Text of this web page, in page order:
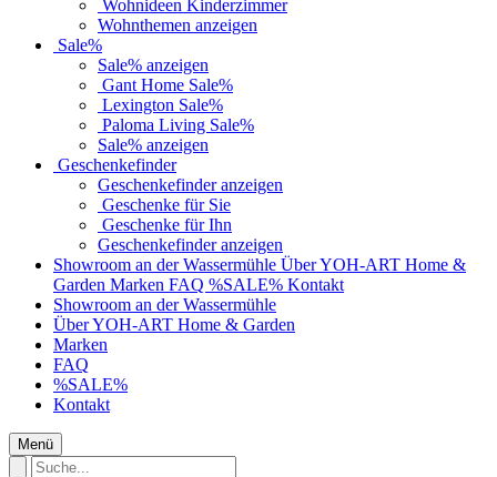
Wohnideen Kinderzimmer
Wohnthemen anzeigen
Sale%
Sale% anzeigen
Gant Home Sale%
Lexington Sale%
Paloma Living Sale%
Sale% anzeigen
Geschenkefinder
Geschenkefinder anzeigen
Geschenke für Sie
Geschenke für Ihn
Geschenkefinder anzeigen
Showroom an der Wassermühle Über YOH-ART Home &
Garden Marken FAQ %SALE% Kontakt
Showroom an der Wassermühle
Über YOH-ART Home & Garden
Marken
FAQ
%SALE%
Kontakt
Menü